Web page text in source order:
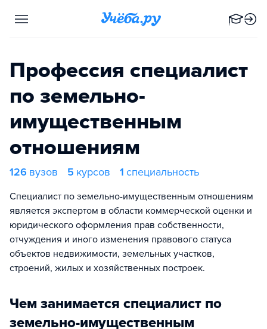
Профессия специалист
по земельно-
имущественным
отношениям
126 вузов 5 курсов 1 специальность
Специалист по земельно-имущественным отношениям
является экспертом в области коммерческой оценки и
юридического оформления прав собственности,
отчуждения и иного изменения правового статуса
объектов недвижимости, земельных участков,
строений, жилых и хозяйственных построек.
Чем занимается специалист по
земельно-имущественным